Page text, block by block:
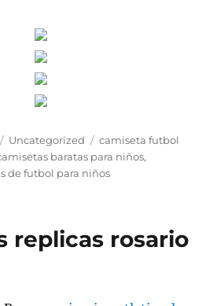
Categorías
Uncategorized Etiquetas
camiseta futbol
baratas para niños,
de futbol para niños
replicas rosario